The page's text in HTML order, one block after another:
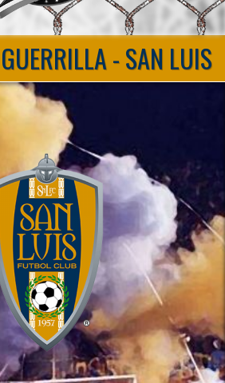
- SAN LUIS